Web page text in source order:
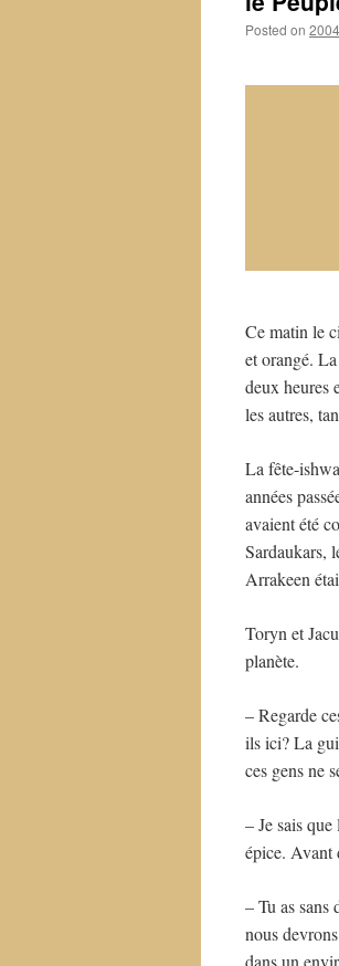
Posted on
Ce matin le
et orangé.
deux heures
les autres,
La fête-
années
avaient été
Sardaukars,
Arrakeen
Toryn et
planète.
– Regarde
ils ici? La
ces gens ne
– Je sais
épice. Avant
– Tu as sans
nous
dans un